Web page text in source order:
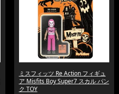
ミスフィッツ Re Action フィギュ
ア Misfits Boy Super7 スカル パン
ク TOY